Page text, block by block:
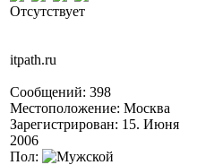
Отсутствует
itpath.ru
Сообщений: 398
Местоположение: Москва
Зарегистрирован: 15. Июня
2006
Пол: